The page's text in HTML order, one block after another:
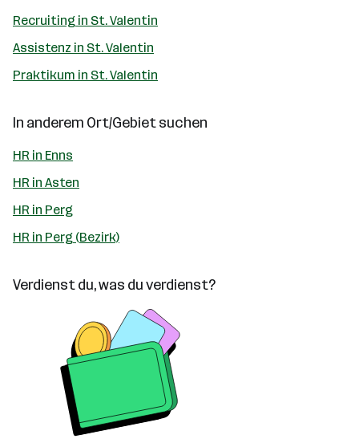
Recruiting in St. Valentin
Assistenz in St. Valentin
Praktikum in St. Valentin
In anderem Ort/Gebiet suchen
HR in Enns
HR in Asten
HR in Perg
HR in Perg (Bezirk)
Verdienst du, was du verdienst?